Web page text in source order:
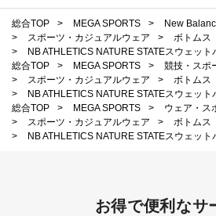
総合TOP > MEGA SPORTS >
New
>
スポーツ・カジュアルウェア >
ボトムス
>
NB ATHLETICS NATURE STATEスウェット
総合TOP
> MEGA SPORTS >
競技・スポ
>
スポーツ・カジュアルウェア >
ボトムス
>
NB ATHLETICS NATURE STATEスウェット
総合TOP
> MEGA SPORTS >
ウェア・ス
>
スポーツ・カジュアルウェア >
ボトムス
>
NB ATHLETICS NATURE STATEスウェット
お得で便利なサ